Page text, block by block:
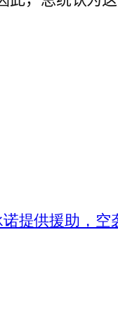
提供援助，空